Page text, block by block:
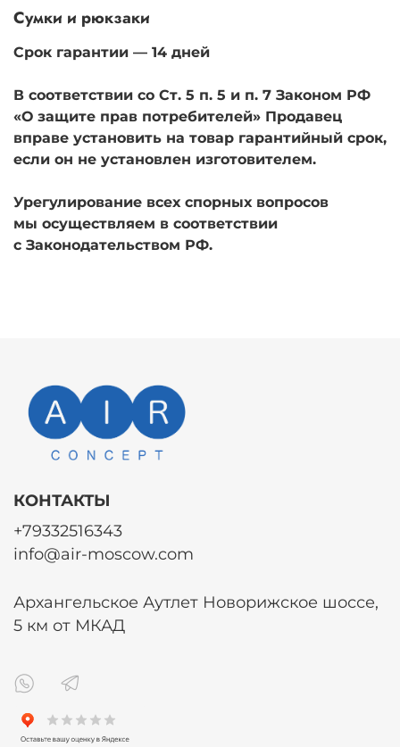
Сумки и рюкзаки
Срок гарантии — 14 дней
В соответствии со Ст. 5 п. 5 и п. 7 Законом РФ
«О защите прав потребителей» Продавец
вправе установить на товар гарантийный срок,
если он не установлен изготовителем.
Урегулирование всех спорных вопросов
мы осуществляем в соответствии
с Законодательством РФ.
КОНТАКТЫ
+79332516343
info@air-moscow.com
Архангельское Аутлет Новорижское шоссе,
5 км от МКАД